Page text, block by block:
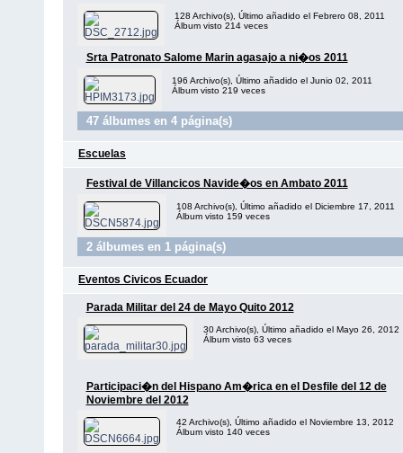
128 Archivo(s), Último añadido el Febrero 08, 2011
Álbum visto 214 veces
Srta Patronato Salome Marin agasajo a ni�os 2011
196 Archivo(s), Último añadido el Junio 02, 2011
Álbum visto 219 veces
47 álbumes en 4 página(s)
Escuelas
Festival de Villancicos Navide�os en Ambato 2011
108 Archivo(s), Último añadido el Diciembre 17, 2011
Álbum visto 159 veces
2 álbumes en 1 página(s)
Eventos Civicos Ecuador
Parada Militar del 24 de Mayo Quito 2012
30 Archivo(s), Último añadido el Mayo 26, 2012
Álbum visto 63 veces
Participaci�n del Hispano Am�rica en el Desfile del 12 de
Noviembre del 2012
42 Archivo(s), Último añadido el Noviembre 13, 2012
Álbum visto 140 veces